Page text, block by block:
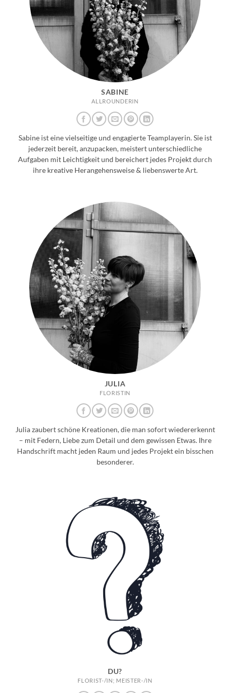
SABINE
ALLROUNDERIN
Sabine ist eine vielseitige und engagierte Teamplayerin. Sie ist
jederzeit bereit, anzupacken, meistert unterschiedliche
Aufgaben mit Leichtigkeit und bereichert jedes Projekt durch
ihre kreative Herangehensweise & liebenswerte Art.
JULIA
FLORISTIN
Julia zaubert schöne Kreationen, die man sofort wiedererkennt
– mit Federn, Liebe zum Detail und dem gewissen Etwas. Ihre
Handschrift macht jeden Raum und jedes Projekt ein bisschen
besonderer.
DU?
FLORIST-/IN; MEISTER-/IN